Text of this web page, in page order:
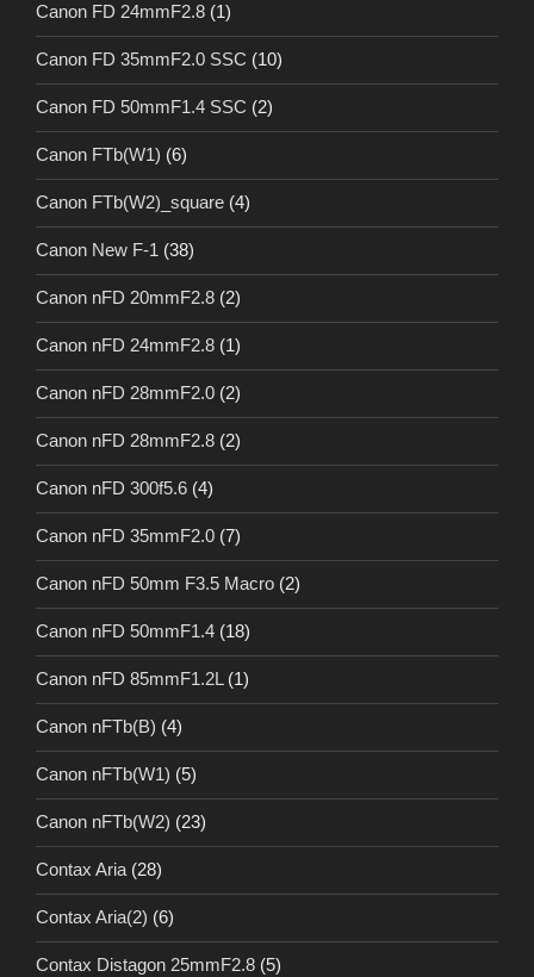
Canon FD 24mmF2.8 (1)
Canon FD 35mmF2.0 SSC (10)
Canon FD 50mmF1.4 SSC (2)
Canon FTb(W1) (6)
Canon FTb(W2)_square (4)
Canon New F-1 (38)
Canon nFD 20mmF2.8 (2)
Canon nFD 24mmF2.8 (1)
Canon nFD 28mmF2.0 (2)
Canon nFD 28mmF2.8 (2)
Canon nFD 300f5.6 (4)
Canon nFD 35mmF2.0 (7)
Canon nFD 50mm F3.5 Macro (2)
Canon nFD 50mmF1.4 (18)
Canon nFD 85mmF1.2L (1)
Canon nFTb(B) (4)
Canon nFTb(W1) (5)
Canon nFTb(W2) (23)
Contax Aria (28)
Contax Aria(2) (6)
Contax Distagon 25mmF2.8 (5)